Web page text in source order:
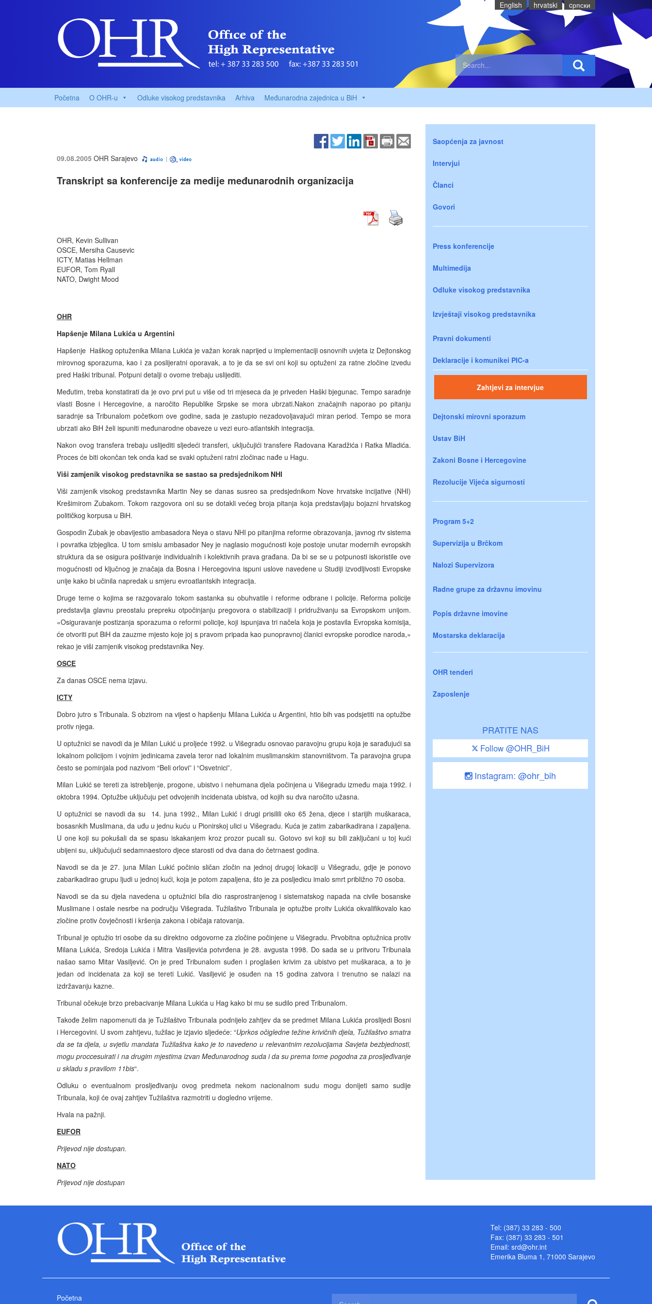
English hrvatski cрпски
Početna O OHR-u Odluke visokog predstavnika Arhiva Međunarodna zajednica u BiH
09.08.2005 OHR Sarajevo
Transkript sa konferencije za medije međunarodnih organizacija
OHR, Kevin Sullivan
OSCE, Mersiha Causevic
ICTY, Matias Hellman
EUFOR, Tom Ryall
NATO, Dwight Mood
OHR
Hapšenje Milana Lukića u Argentini
Hapšenje Haškog optuženika Milana Lukića je važan korak naprijed u implementaciji osnovnih uvjeta iz Dejtonskog
mirovnog sporazuma, kao i za poslijeratni oporavak, a to je da se svi oni koji su optuženi za ratne zločine izvedu
pred Haški tribunal. Potpuni detalji o ovome trebaju uslijediti.
Međutim, treba konstatirati da je ovo prvi put u više od tri mjeseca da je priveden Haški bjegunac. Tempo saradnje
vlasti Bosne i Hercegovine, a naročito Republike Srpske se mora ubrzati.Nakon značajnih naporao po pitanju
saradnje sa Tribunalom početkom ove godine, sada je zastupio nezadovoljavajući miran period. Tempo se mora
ubrzati ako BiH želi ispuniti međunarodne obaveze u vezi euro-atlantskih integracija.
Nakon ovog transfera trebaju uslijediti sljedeći transferi, uključujići transfere Radovana Karadžića i Ratka Mladića.
Proces će biti okončan tek onda kad se svaki optuženi ratni zločinac nađe u Hagu.
Viši zamjenik visokog predstavnika se sastao sa predsjednikom NHI
Viši zamjenik visokog predstavnika Martin Ney se danas susreo sa predsjednikom Nove hrvatske incijative (NHI)
Krešimirom Zubakom. Tokom razgovora oni su se dotakli većeg broja pitanja koja predstavljaju bojazni hrvatskog
političkog korpusa u BiH.
Gospodin Zubak je obavijestio ambasadora Neya o stavu NHI po pitanjima reforme obrazovanja, javnog rtv sistema
i povratka izbjeglica. U tom smislu ambasador Ney je naglasio mogućnosti koje postoje unutar modernih evropskih
struktura da se osigura poštivanje individualnih i kolektivnih prava građana. Da bi se se u potpunosti iskoristile ove
mogućnosti od ključnog je značaja da Bosna i Hercegovina ispuni uslove navedene u Studiji izvodljivosti Evropske
unije kako bi učinila napredak u smjeru evroatlantskih integracija.
Druge teme o kojima se razgovaralo tokom sastanka su obuhvatile i reforme odbrane i policije. Reforma policije
predstavlja glavnu preostalu prepreku otpočinjanju pregovora o stabilizaciji i pridruživanju sa Evropskom unijom.
«Osiguravanje postizanja sporazuma o reformi policije, koji ispunjava tri načela koja je postavila Evropska komisija,
će otvoriti put BiH da zauzme mjesto koje joj s pravom pripada kao punopravnoj članici evropske porodice naroda,»
rekao je viši zamjenik visokog predstavnika Ney.
OSCE
Za danas OSCE nema izjavu.
ICTY
Dobro jutro s Tribunala. S obzirom na vijest o hapšenju Milana Lukića u Argentini, htio bih vas podsjetiti na optužbe
protiv njega.
U optužnici se navodi da je Milan Lukić u proljeće 1992. u Višegradu osnovao paravojnu grupu koja je sarađujući sa
lokalnom policijom i vojnim jedinicama zavela teror nad lokalnim muslimanskim stanovništvom. Ta paravojna grupa
često se pominjala pod nazivom “Beli orlovi” i “Osvetnici”.
Milan Lukić se tereti za istrebljenje, progone, ubistvo i nehumana djela počinjena u Višegradu između maja 1992. i
oktobra 1994. Optužbe uključuju pet odvojenih incidenata ubistva, od kojih su dva naročito užasna.
U optužnici se navodi da su 14. juna 1992., Milan Lukić i drugi prisilili oko 65 žena, djece i starijih muškaraca,
bosasnkih Muslimana, da uđu u jednu kuću u Pionirskoj ulici u Višegradu. Kuća je zatim zabarikadirana i zapaljena.
U one koji su pokušali da se spasu iskakanjem kroz prozor pucali su. Gotovo svi koji su bili zaključani u toj kući
ubijeni su, uključujući sedamnaestoro djece starosti od dva dana do četrnaest godina.
Navodi se da je 27. juna Milan Lukić počinio sličan zločin na jednoj drugoj lokaciji u Višegradu, gdje je ponovo
zabarikadirao grupu ljudi u jednoj kući, koja je potom zapaljena, što je za posljedicu imalo smrt približno 70 osoba.
Navodi se da su djela navedena u optužnici bila dio rasprostranjenog i sistematskog napada na civile bosanske
Muslimane i ostale nesrbe na području Višegrada. Tužilaštvo Tribunala je optužbe proitv Lukića okvalifikovalo kao
zločine protiv čovječnosti i kršenja zakona i običaja ratovanja.
Tribunal je optužio tri osobe da su direktno odgovorne za zločine počinjene u Višegradu. Prvobitna optužnica protiv
Milana Lukića, Sredoja Lukića i Mitra Vasiljevića potvrđena je 28. avgusta 1998. Do sada se u pritvoru Tribunala
našao samo Mitar Vasiljević. On je pred Tribunalom suđen i proglašen krivim za ubistvo pet muškaraca, a to je
jedan od incidenata za koji se tereti Lukić. Vasiljević je osuđen na 15 godina zatvora i trenutno se nalazi na
izdržavanju kazne.
Tribunal očekuje brzo prebacivanje Milana Lukića u Hag kako bi mu se sudilo pred Tribunalom.
Takođe želim napomenuti da je Tužilaštvo Tribunala podnijelo zahtjev da se predmet Milana Lukića proslijedi Bosni
i Hercegovini. U svom zahtjevu, tužilac je izjavio sljedeće: “Uprkos očigledne težine krivičnih djela, Tužilaštvo smatra
da se ta djela, u svjetlu mandata Tužilaštva kako je to navedeno u relevantnim rezolucijama Savjeta bezbjednosti,
mogu proccesuirati i na drugim mjestima izvan Međunarodnog suda i da su prema tome pogodna za prosljeđivanje
u skladu s pravilom 11bis“.
Odluku o eventualnom prosljeđivanju ovog predmeta nekom nacionalnom sudu mogu donijeti samo sudije
Tribunala, koji će ovaj zahtjev Tužilaštva razmotriti u dogledno vrijeme.
Hvala na pažnji.
EUFOR
Prijevod nije dostupan.
NATO
Prijevod nije dostupan
Saopćenja za javnost
Intervjui
Članci
Govori
Press konferencije
Multimedija
Odluke visokog predstavnika
Izvještaji visokog predstavnika
Pravni dokumenti
Deklaracije i komunikei PIC-a
Zahtjevi za intervjue
Dejtonski mirovni sporazum
Ustav BiH
Zakoni Bosne i Hercegovine
Rezolucije Vijeća sigurnosti
Program 5+2
Supervizija u Brčkom
Nalozi Supervizora
Radne grupe za državnu imovinu
Popis državne imovine
Mostarska deklaracija
OHR tenderi
Zaposlenje
PRATITE NAS
Follow @OHR_BiH
Instagram: @ohr_bih
Tel: (387) 33 283 - 500
Fax: (387) 33 283 - 501
Email: srd@ohr.int
Emerika Bluma 1, 71000 Sarajevo
Početna